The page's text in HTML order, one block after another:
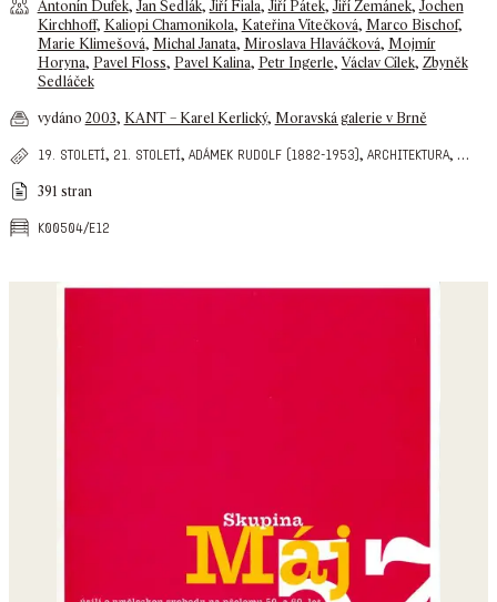
Antonín Dufek,Jan Sedlák,Jiří Fiala,Jiří Pátek,Jiří Zemánek,Jochen
Kirchhoff, Kaliopi Chamonikola, Kateřina Vítečková, Marco Bischof,
Marie Klimešová, Michal Janata, Miroslava Hlaváčková, Mojmír
Horyna, Pavel Floss, Pavel Kalina, Petr Ingerle, Václav Cílek, Zbyněk
Sedláček
vydáno 2003, KANT – Karel Kerlický, Moravská galerie v Brně
19. století, 21. století, adámek rudolf (1882-1953) , architektura, …
391 stran
k00504/e12